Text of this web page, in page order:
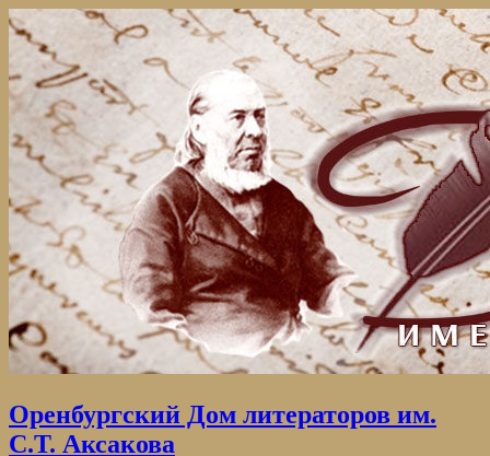
Оренбургский Дом литераторов им.
С.Т. Аксакова